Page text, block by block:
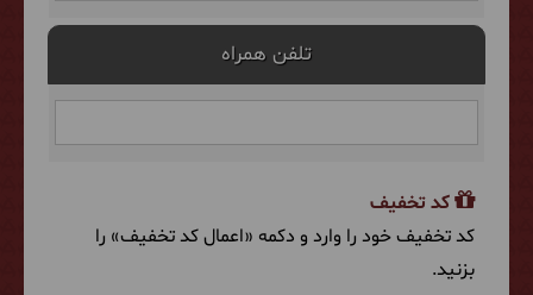
تلفن همراه
کد تخفیف
کد تخفیف خود را وارد و دکمه «اعمال کد تخفیف» را
بزنید.